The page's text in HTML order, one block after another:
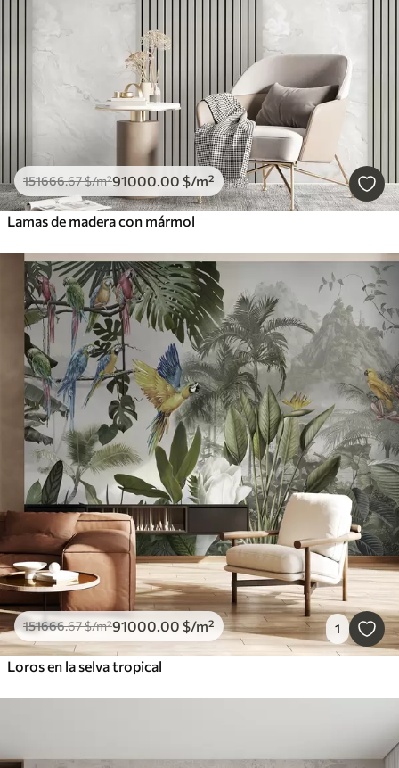
151666.67$/m²91000.00 $/m²
Lamas de madera con mármol
151666.67$/m²91000.00 $/m² 1
Loros en la selva tropical